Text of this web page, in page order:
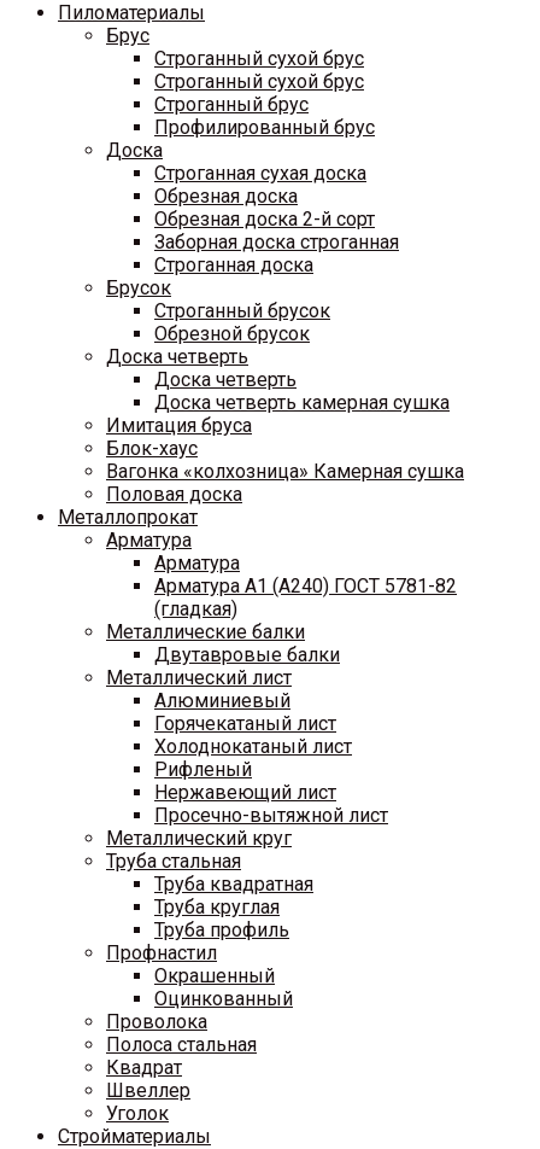
Пиломатериалы
Брус
Строганный сухой брус
Строганный сухой брус
Строганный брус
Профилированный брус
Доска
Строганная сухая доска
Обрезная доска
Обрезная доска 2-й сорт
Заборная доска строганная
Строганная доска
Брусок
Строганный брусок
Обрезной брусок
Доска четверть
Доска четверть
Доска четверть камерная сушка
Имитация бруса
Блок-хаус
Вагонка «колхозница» Камерная сушка
Половая доска
Металлопрокат
Арматура
Арматура
Арматура A1 (A240) ГОСТ 5781-82
(гладкая)
Металлические балки
Двутавровые балки
Металлический лист
Алюминиевый
Горячекатаный лист
Холоднокатаный лист
Рифленый
Нержавеющий лист
Просечно-вытяжной лист
Металлический круг
Труба стальная
Труба квадратная
Труба круглая
Труба профиль
Профнастил
Окрашенный
Оцинкованный
Проволока
Полоса стальная
Квадрат
Швеллер
Уголок
Стройматериалы